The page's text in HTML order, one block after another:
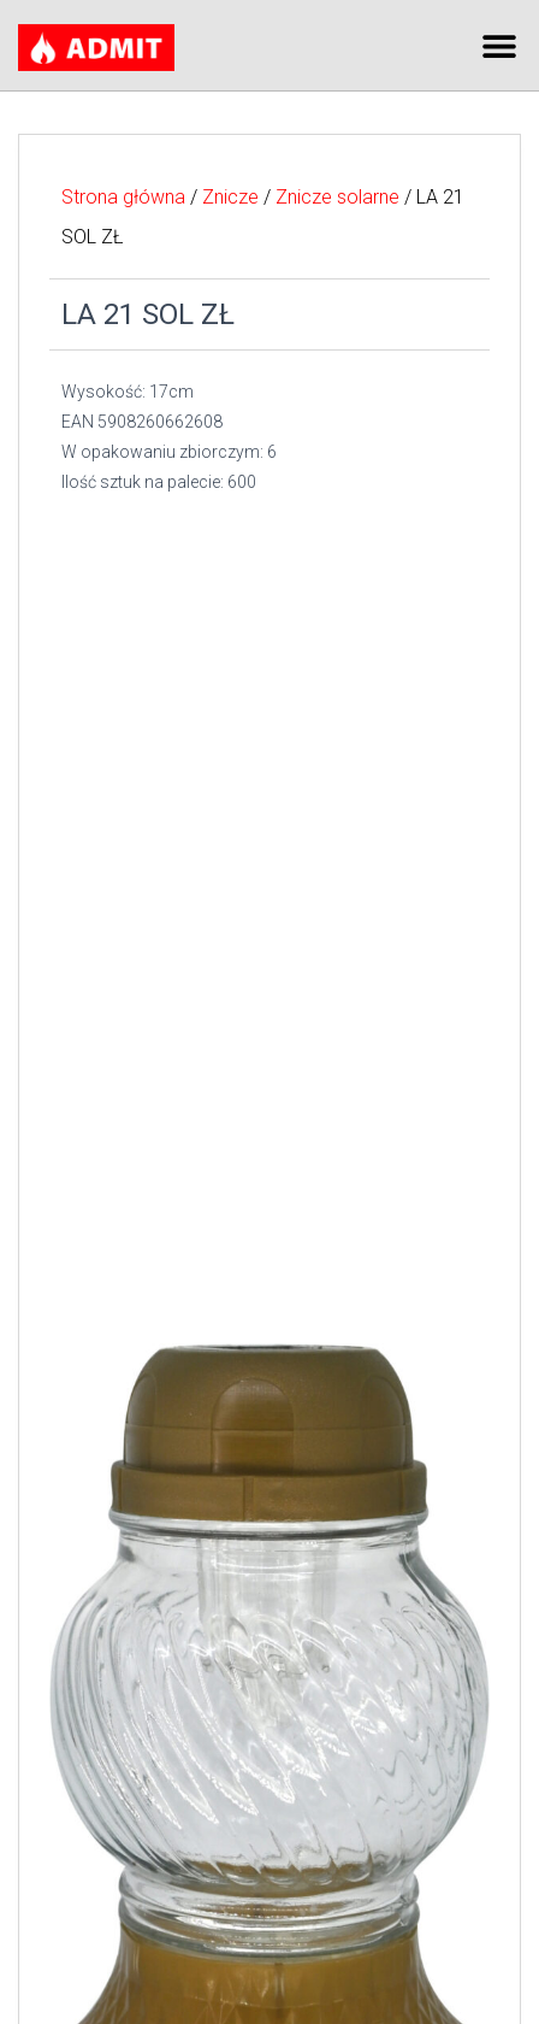
Strona główna / Znicze / Znicze solarne / LA 21
SOL ZŁ
LA 21 SOL ZŁ
Wysokość: 17cm
EAN 5908260662608
W opakowaniu zbiorczym: 6
Ilość sztuk na palecie: 600